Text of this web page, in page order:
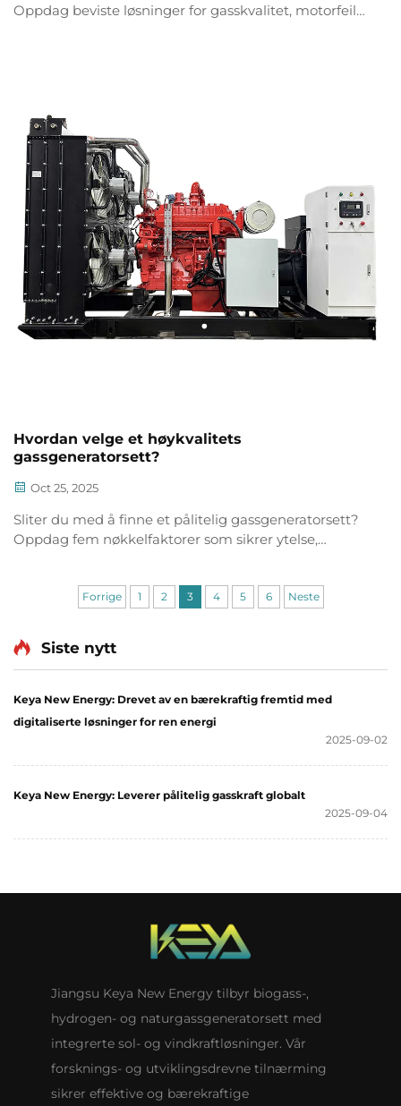
Oppdag beviste løsninger for gasskvalitet, motorfeil
Hvordan velge et høykvalitets
gassgeneratorsett?
Oct 25, 2025
Sliter du med å finne et pålitelig gassgeneratorsett?
Oppdag fem nøkkelfaktorer som sikrer ytelse,
for valg i dag.Forrige 1 2 3 4 5 6 Neste
Siste nytt
Keya New Energy: Drevet av en bærekraftig fremtid med
digitaliserte løsninger for ren energi
2025-09-02
Keya New Energy: Leverer pålitelig gasskraft globalt
2025-09-04
Jiangsu Keya New Energy tilbyr biogass-,
hydrogen- og naturgassgeneratorsett med
integrerte sol- og vindkraftløsninger. Vår
forsknings- og utviklingsdrevne tilnærming
sikrer effektive og bærekraftige